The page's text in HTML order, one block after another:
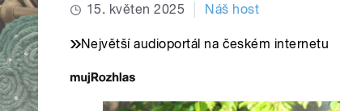
15. květen 2025 Náš host
Největší audioportál na českém internetu